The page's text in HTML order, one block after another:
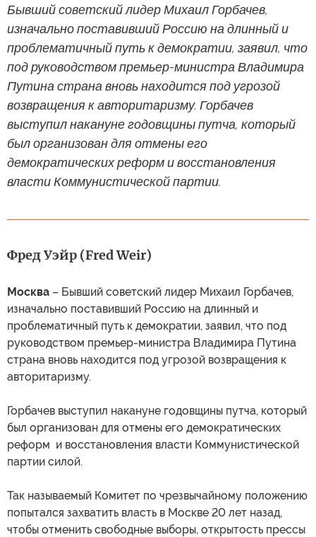
Бывший советский лидер Михаил Горбачев,
изначально поставивший Россию на длинный и
проблематичный путь к демократии, заявил, что
под руководством премьер-министра Владимира
Путина страна вновь находится под угрозой
возвращения к авторитаризму. Горбачев
выступил накануне годовщины путча, который
был организован для отмены его
демократических реформ и восстановления
власти Коммунистической партии.
Фред Уэйр (Fred Weir)
Москва – Бывший советский лидер Михаил Горбачев,
изначально поставивший Россию на длинный и
проблематичный путь к демократии, заявил, что под
руководством премьер-министра Владимира Путина
страна вновь находится под угрозой возвращения к
авторитаризму.
Горбачев выступил накануне годовщины путча, который
был организован для отмены его демократических
реформ и восстановления власти Коммунистической
партии силой.
Так называемый Комитет по чрезвычайному положению
попытался захватить власть в Москве 20 лет назад,
чтобы отменить свободные выборы, открытость прессы